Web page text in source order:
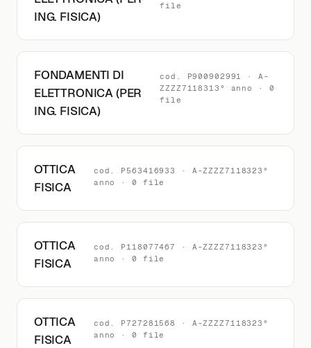
ING. FISICA)
file
FONDAMENTI DI
ELETTRONICA (PER
ING. FISICA)
cod. P900902991 · A-
ZZZZ7118313° anno · 0
file
OTTICA
FISICA
cod. P563416933 · A-ZZZZ7118323°
anno · 0 file
OTTICA
FISICA
cod. P118077467 · A-ZZZZ7118323°
anno · 0 file
OTTICA
FISICA
cod. P727281568 · A-ZZZZ7118323°
anno · 0 file